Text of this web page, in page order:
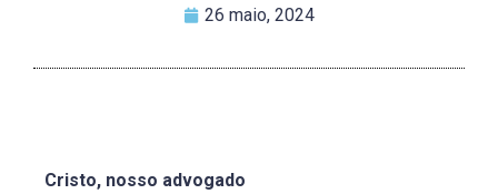
26 maio, 2024
Cristo, nosso advogado